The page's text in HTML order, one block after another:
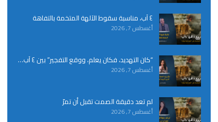
٤ آب، مناسبة سقوط الآلهة المتخمة بالتفاهة
أغسطس 7, 2026
“كان التهديد، فكان يعلم، ووقع التفجير” بين ٤ آب…
أغسطس 7, 2026
لم تعد دقيقة الصمت تقبل أن تمرّ
أغسطس 7, 2026